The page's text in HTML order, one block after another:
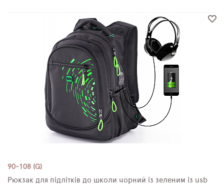
90-108 (G)
Рюкзак для підлітків до школи чорний із зеленим із usb